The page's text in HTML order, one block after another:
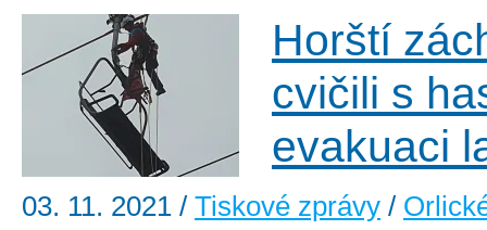
Horští
cvičili s
evakuaci
03. 11. 2021 / Tiskové zprávy /